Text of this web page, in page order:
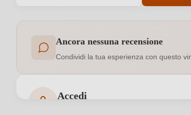
Affinamento
Colore dell'uva
Ancora nessuna recensione
Condividi la tua esperienza con questo
Accedi